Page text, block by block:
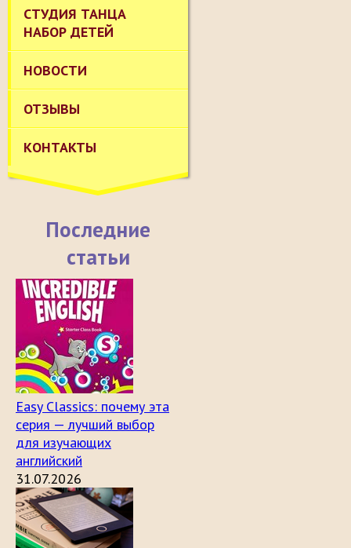
СТУДИЯ ТАНЦА
НАБОР ДЕТЕЙ
НОВОСТИ
ОТЗЫВЫ
КОНТАКТЫ
Последние
статьи
Easy Classics: почему эта
серия — лучший выбор
для изучающих
английский
31.07.2026